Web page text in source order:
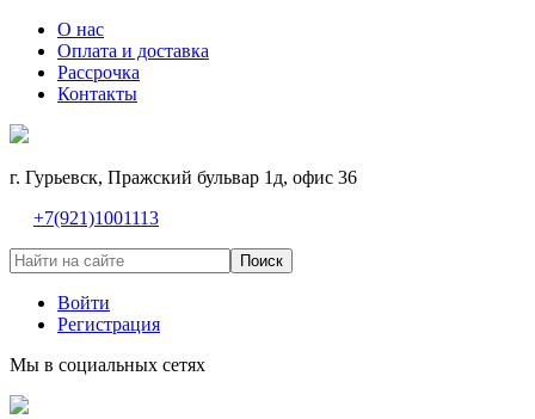
О нас
Оплата и доставка
Рассрочка
Контакты
г. Гурьевск, Пражский бульвар 1д, офис 36
+7(921)1001113
Поиск
Войти
Регистрация
Мы в социальных сетях